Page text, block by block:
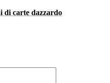
di carte dazzardo